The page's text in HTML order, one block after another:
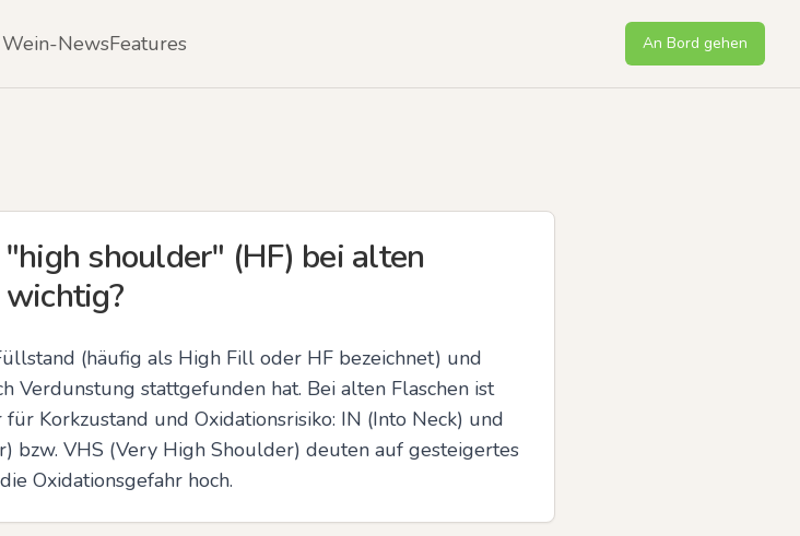
Wein-NewsFeatures An Bord gehen
shoulder" (HF) bei alten
(häufig als High Fill oder HF bezeichnet) und
Verdunstung stattgefunden hat. Bei alten Flaschen ist
Korkzustand und Oxidationsrisiko: IN (Into Neck) und
bzw. VHS (Very High Shoulder) deuten auf gesteigertes
Oxidationsgefahr hoch.